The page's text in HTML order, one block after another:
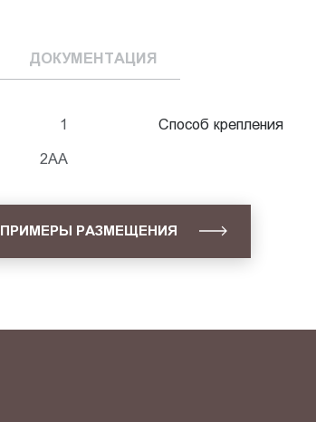
ДОКУМЕНТАЦИЯ
1
2АА
Способ крепления
ПРИМЕРЫ РАЗМЕЩЕНИЯ